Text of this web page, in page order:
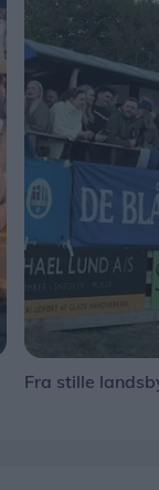
Fra stille